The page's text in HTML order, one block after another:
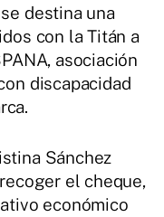
destina una
con la Titán a
asociación
discapacidad
Sánchez
el cheque,
económico